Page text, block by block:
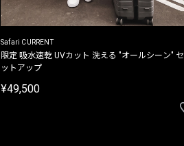
Safari CURRENT
限定 吸水速乾 UVカット 洗える "オールシーン" セ
ットアップ
¥49,500